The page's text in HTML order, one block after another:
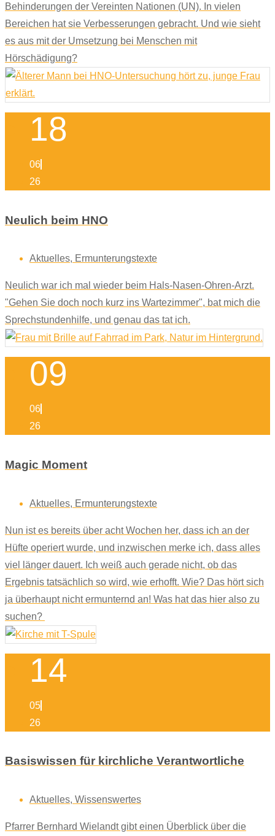
Behinderungen der Vereinten Nationen (UN). In vielen
Bereichen hat sie Verbesserungen gebracht. Und wie sieht
es aus mit der Umsetzung bei Menschen mit
Hörschädigung?
18
06
26
Neulich beim HNO
Aktuelles, Ermunterungstexte
Neulich war ich mal wieder beim Hals-Nasen-Ohren-Arzt.
"Gehen Sie doch noch kurz ins Wartezimmer", bat mich die
Sprechstundenhilfe, und genau das tat ich.
09
06
26
Magic Moment
Aktuelles, Ermunterungstexte
Nun ist es bereits über acht Wochen her, dass ich an der
Hüfte operiert wurde, und inzwischen merke ich, dass alles
viel länger dauert. Ich weiß auch gerade nicht, ob das
Ergebnis tatsächlich so wird, wie erhofft. Wie? Das hört sich
ja überhaupt nicht ermunternd an! Was hat das hier also zu
suchen?
14
05
26
Basiswissen für kirchliche Verantwortliche
Aktuelles, Wissenswertes
Pfarrer Bernhard Wielandt gibt einen Überblick über die